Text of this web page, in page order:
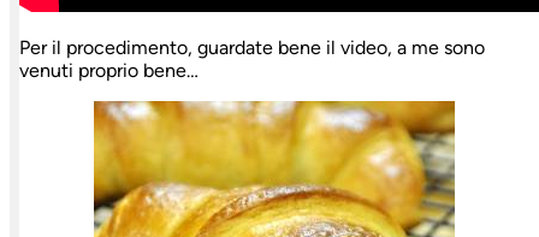
Per il procedimento, guardate bene il video, a me sono
venuti proprio bene…